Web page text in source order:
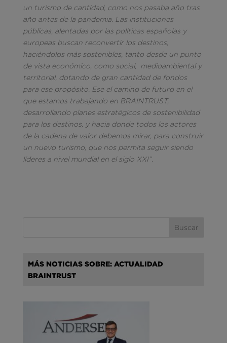
un turismo de cantidad, como nos pasaba año tras
año antes de la pandemia. Las instituciones
públicas, alentadas por las políticas españolas y
europeas buscan reconvertir los destinos,
haciéndolos más sostenibles, tanto desde un punto
de vista económico, como social, medioambiental y
territorial, dotando de gran cantidad de fondos
para ese propósito. Ese el camino de futuro en el
que estamos trabajando en BRAINTRUST,
desarrollando planes estratégicos de sostenibilidad
para los destinos, y hacia donde todos los actores
de la cadena de valor debemos mirar, para construir
un nuevo turismo, que nos permita seguir siendo
líderes a nivel mundial en el siglo XXI”.
MÁS NOTICIAS SOBRE: ACTUALIDAD
BRAINTRUST